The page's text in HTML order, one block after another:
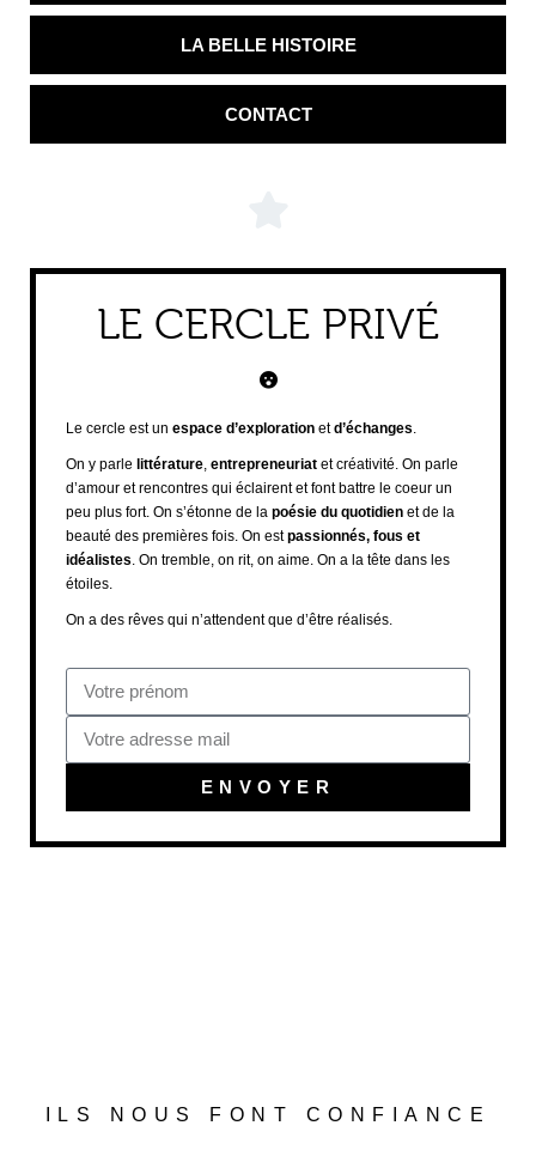
LA BELLE HISTOIRE
CONTACT
LE CERCLE PRIVÉ
Le cercle est un espace d’exploration etd’échanges
On y parle littérature entrepreneuriat et créativité. On parle
d’amour et rencontres qui éclairent et font battre le coeur un
peu plus fort. On s’étonne de la poésie du quotidien et de la
beauté des premières fois. On estpassionnés, fous et
idéalistes . On tremble, on rit, on aime. On a la tête dans les
étoiles.
On a des rêves qui n’attendent que d’être réalisés.
ENVOYER
ILS NOUS FONT CONFIANCE